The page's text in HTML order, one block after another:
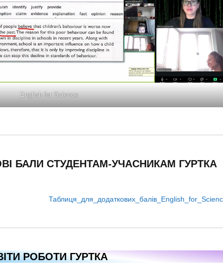
English for Science
БАЛИ СТУДЕНТАМ-УЧАСНИКАМ ГУРТКА
РОБОТИ ГУРТКА